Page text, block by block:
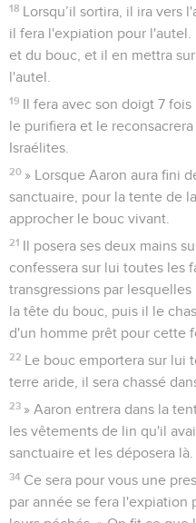
18
Lorsqu’il sortira, il ira
il fera l'expiation pour l'autel.
et du bouc, et il en mettra
l'autel.
19
Il fera avec son doigt 7
le purifiera et le
Israélites.
20 » Lorsque Aaron aura fini
sanctuaire, pour la tente de
approcher le bouc vivant.
21
Il posera ses deux mains
confessera sur lui toutes les
transgressions par
la tête du bouc, puis il le
d'un homme prêt pour cette
22
Le bouc emportera sur lui
terre aride, il sera chassé
23 » Aaron entrera dans la
les vêtements de lin qu'il
sanctuaire et les déposera là.
34 Ce sera pour vous une
par année se fera l'expiation